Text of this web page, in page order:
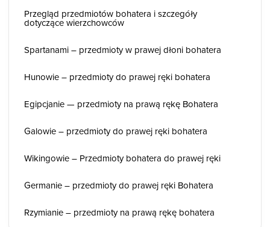
Przegląd przedmiotów bohatera i szczegóły
dotyczące wierzchowców
Spartanami – przedmioty w prawej dłoni bohatera
Hunowie – przedmioty do prawej ręki bohatera
Egipcjanie — przedmioty na prawą rękę Bohatera
Galowie – przedmioty do prawej ręki bohatera
Wikingowie – Przedmioty bohatera do prawej ręki
Germanie – przedmioty do prawej ręki Bohatera
Rzymianie – przedmioty na prawą rękę bohatera